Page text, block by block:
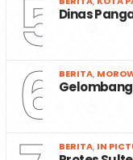
5 Dinas
6 BERITA,
Gelombang
BERITA, IN